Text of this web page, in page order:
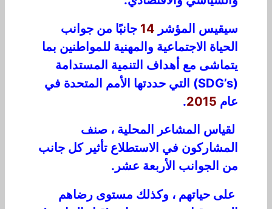
سيقيس المؤشر 14 جانبًا من جوانب
الحياة الاجتماعية والمهنية للمواطنين بما
يتماشى مع أهداف التنمية المستدامة
(SDG’s) التي حددتها الأمم المتحدة في
عام 2015
.
لقياس المشاعر المحلية ، صنف
المشاركون في الاستطلاع تأثير كل جانب
من الجوانب الأربعة عشر.
على حياتهم ، وكذلك مستوى رضاهم